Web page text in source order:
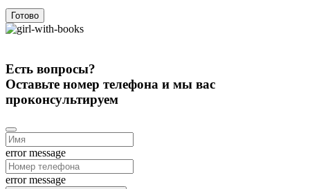
Готово
Есть вопросы?
Оставьте номер телефона и мы вас
проконсультируем
error message
error message